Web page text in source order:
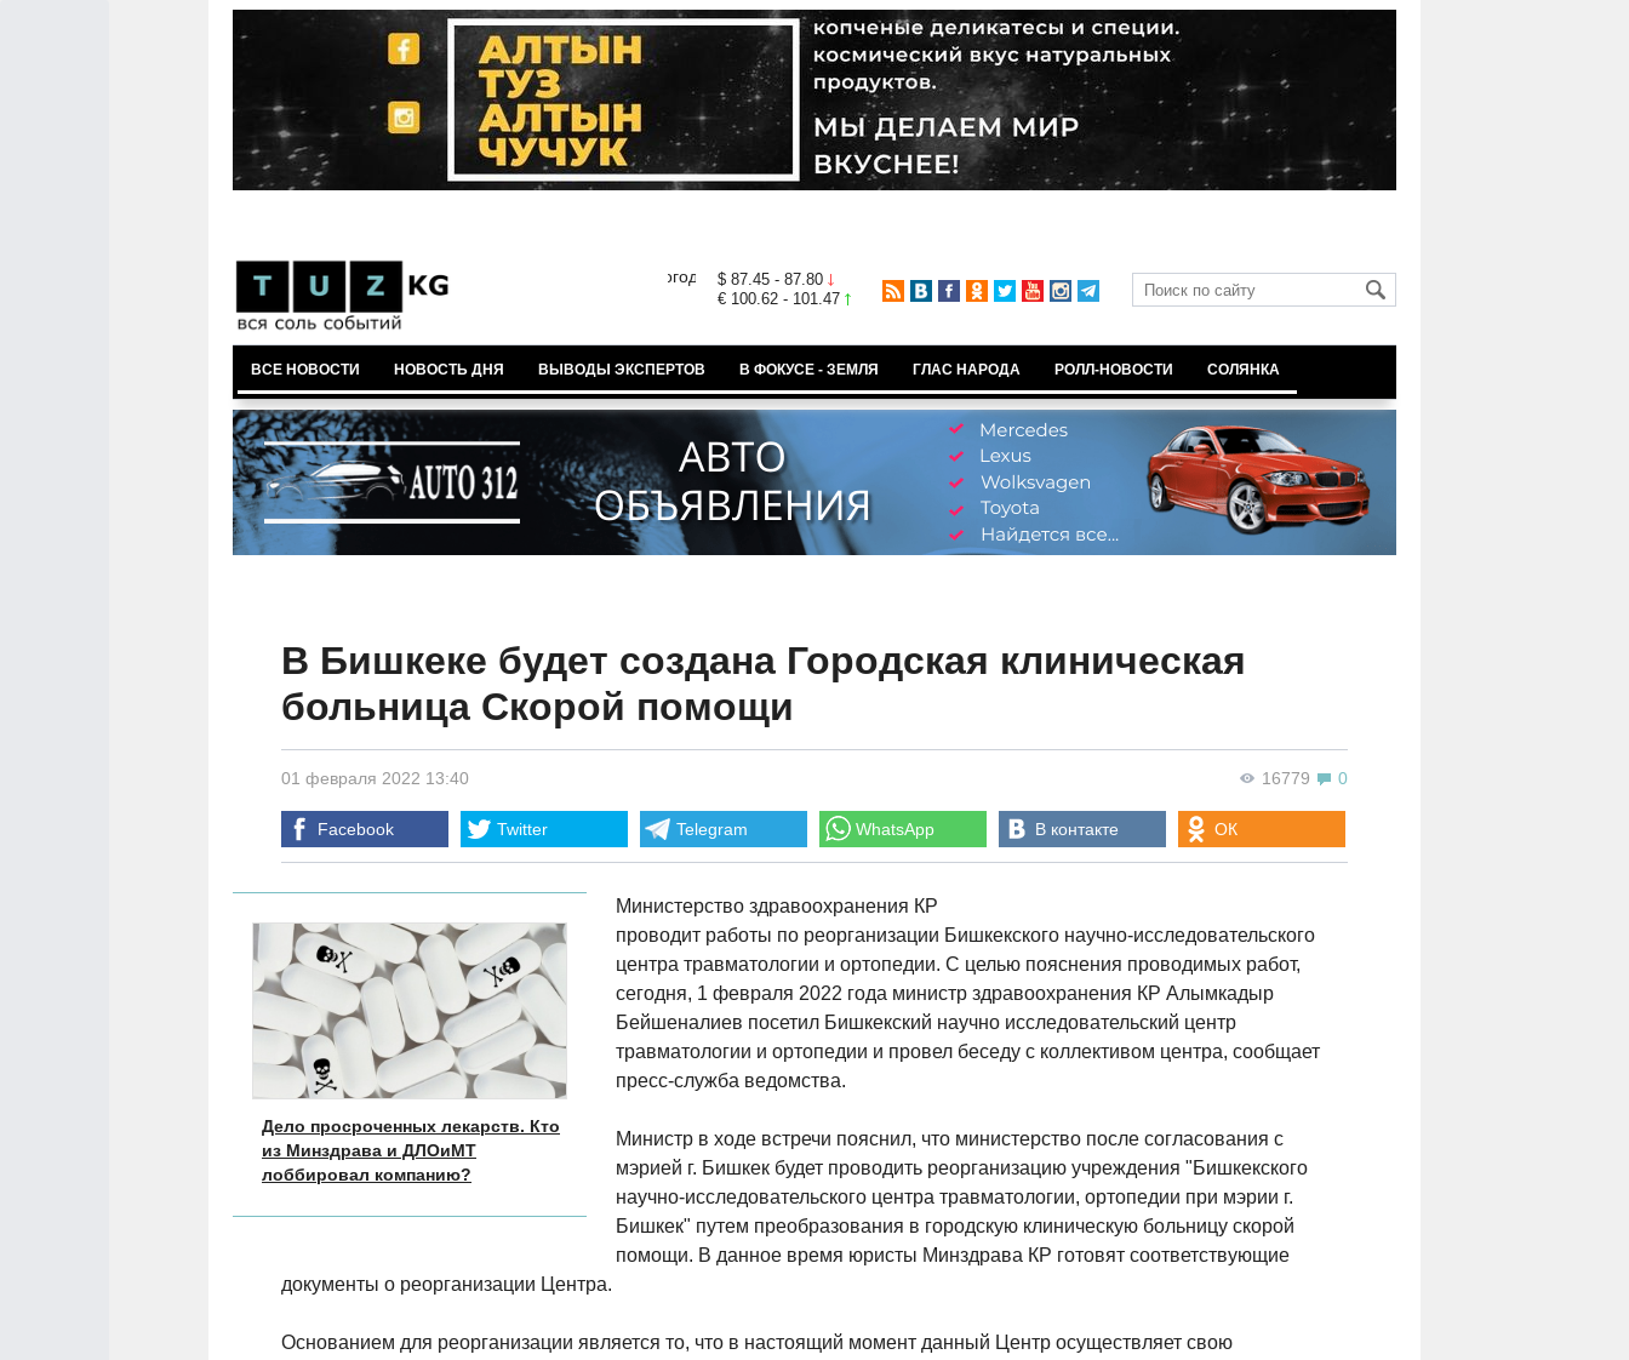
$ 87.45 - 87.80
€ 100.62 - 101.47
ВСЕ НОВОСТИ НОВОСТЬ ДНЯ ВЫВОДЫ ЭКСПЕРТОВ В ФОКУСЕ - ЗЕМЛЯ ГЛАС НАРОДА РОЛЛ-НОВОСТИ СОЛЯНКА
В Бишкеке будет создана Городская клиническая
больница Скорой помощи
16779 0
01 февраля 2022 13:40
Facebook Twitter Telegram WhatsApp В контакте ОК
Дело просроченных лекарств. Кто
из Минздрава и ДЛОиМТ
лоббировал компанию?
Министерство здравоохранения КР
проводит работы по реорганизации Бишкекского научно-исследовательского
центра травматологии и ортопедии. С целью пояснения проводимых работ,
сегодня, 1 февраля 2022 года министр здравоохранения КР Алымкадыр
Бейшеналиев посетил Бишкекский научно исследовательский центр
травматологии и ортопедии и провел беседу с коллективом центра, сообщает
пресс-служба ведомства.
Министр в ходе встречи пояснил, что министерство после согласования с
мэрией г. Бишкек будет проводить реорганизацию учреждения "Бишкекского
научно-исследовательского центра травматологии, ортопедии при мэрии г.
Бишкек" путем преобразования в городскую клиническую больницу скорой
помощи. В данное время юристы Минздрава КР готовят соответствующие
документы о реорганизации Центра.
Основанием для реорганизации является то, что в настоящий момент данный Центр осуществляет свою